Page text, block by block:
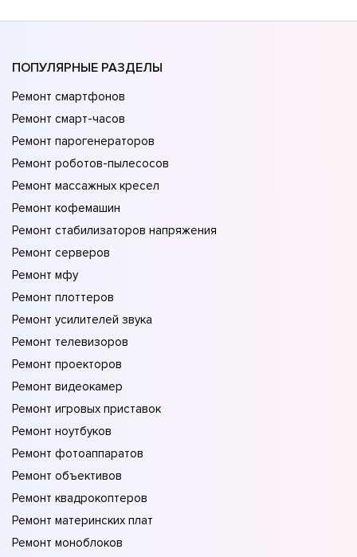
ПОПУЛЯРНЫЕ РАЗДЕЛЫ
Ремонт смартфонов
Ремонт смарт-часов
Ремонт парогенераторов
Ремонт роботов-пылесосов
Ремонт массажных кресел
Ремонт кофемашин
Ремонт стабилизаторов напряжения
Ремонт серверов
Ремонт мфу
Ремонт плоттеров
Ремонт усилителей звука
Ремонт телевизоров
Ремонт проекторов
Ремонт видеокамер
Ремонт игровых приставок
Ремонт ноутбуков
Ремонт фотоаппаратов
Ремонт объективов
Ремонт квадрокоптеров
Ремонт материнских плат
Ремонт моноблоков